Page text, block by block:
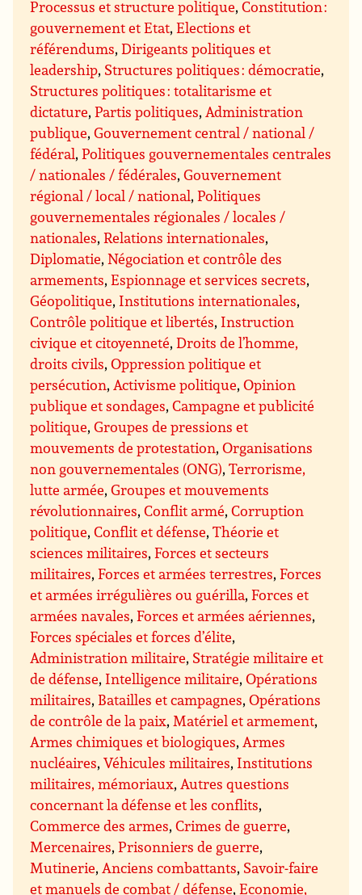
Processus et structure politique,Constitution :
gouvernement et Etat,Elections et
référendums,Dirigeants politiques et
leadership, Structures politiques : démocratie,
Structures politiques : totalitarisme et
dictature,Partis politiques,Administration
publique,Gouvernement central / national /
fédéral,Politiques gouvernementales centrales
/ nationales / fédérales,Gouvernement
régional / local / national,Politiques
gouvernementales régionales / locales /
nationales,Relations internationales,
Diplomatie,Négociation et contrôle des
armements,Espionnage et services secrets,
Géopolitique, Institutions internationales,
Contrôle politique et libertés, Instruction
civique et citoyenneté,Droits de l’homme,
droits civils,Oppression politique et
persécution,Activisme politique,Opinion
publique et sondages,Campagne et publicité
politique,Groupes de pressions et
mouvements de protestation,Organisations
non gouvernementales (ONG),Terrorisme,
lutte armée,Groupes et mouvements
révolutionnaires,Conflit armé,Corruption
politique,Conflit et défense,Théorie et
sciences militaires,Forces et secteurs
militaires,Forces et armées terrestres,Forces
et armées irrégulières ou guérilla,Forces et
armées navales,Forces et armées aériennes,
Forces spéciales et forces d’élite,
Administration militaire, Stratégie militaire et
de défense, Intelligence militaire,Opérations
militaires, Batailles et campagnes,Opérations
de contrôle de la paix,Matériel et armement,
Armes chimiques et biologiques,Armes
nucléaires,Véhicules militaires, Institutions
militaires, mémoriaux,Autres questions
concernant la défense et les conflits,
Commerce des armes,Crimes de guerre,
Mercenaires,Prisonniers de guerre,
Mutinerie,Anciens combattants, Savoir-faire
et manuels de combat / défense,Economie,